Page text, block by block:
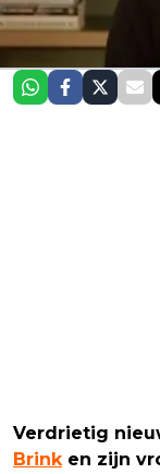
Verdrietig
Brinken zijn